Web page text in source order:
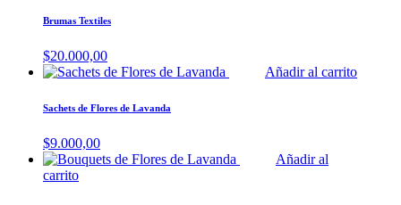
Brumas Textiles
$20.000,00
Añadir al carrito
Sachets de Flores de Lavanda
$9.000,00
Añadir al
carrito